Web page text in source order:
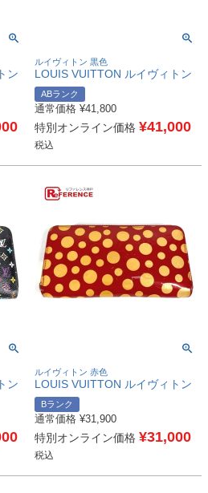
ン
ゴ
ル
ルイヴィトン 黒色
LOUIS VUITTON ルイヴィトン
M93747 モノグラムマルチカラ
ー ポルトフォイユ サラ 財布 ウ
ォレット フラップ ロングウォ
レット 長財布 モノグラムマル
チカラーキャンバス レディース
ノワール ブラック 【中古】
ABランク
通常価格 ¥41,800
特別オンライン価格 ¥41,000
税込
ン
ー
チ
ルイヴィトン 赤色
LOUIS VUITTON ルイヴィトン
M91572 ヴェルニ ドット イン
フィニティ ジッピーウォレット
草間彌生コラボ クサマヤヨイ
長財布 パテントレザー レディ
ース レッド 【中古】
Bランク
通常価格 ¥31,900
特別オンライン価格 ¥31,000
税込